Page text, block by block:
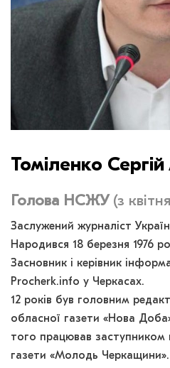
Томіленко
Голова НСЖУ(з
Заслужений журналіст
Народився 18 березня 1976
Засновник і керівник
Procherk.info у Черкасах.
12 років був головним
обласної газети «Нова
того працював заступником
газети «Молодь Черкащини».